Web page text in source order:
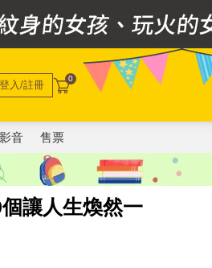
登入/註冊 0
影音 售票
讓人生煥然一